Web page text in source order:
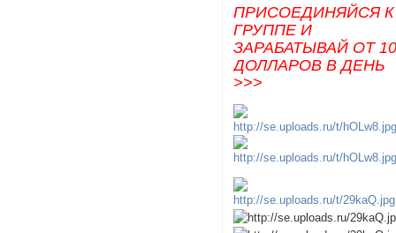
ПРИСОЕДИНЯЙСЯ К
ГРУППЕ И
ЗАРАБАТЫВАЙ ОТ
ДОЛЛАРОВ В ДЕНЬ
>>>